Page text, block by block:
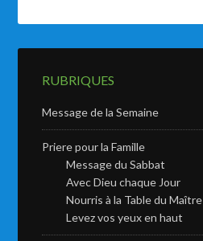
RUBRIQUES
Message de la Semaine
Priere pour la Famille
Message du Sabbat
Avec Dieu chaque Jour
Nourris à la Table du Maître
Levez vos yeux en haut